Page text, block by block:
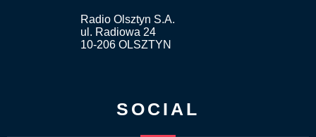
Radio Olsztyn S.A.
ul. Radiowa 24
10-206 OLSZTYN
SOCIAL